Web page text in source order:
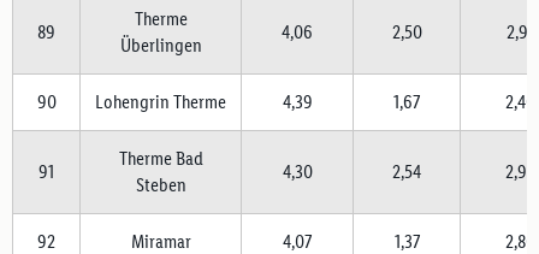
89
Therme
Überlingen
4,06 2,50 2,91
90 Lohengrin Therme 4,39 1,67 2,40
91
Therme Bad
Steben
4,30 2,54 2,90
92 Miramar 4,07 1,37 2,80